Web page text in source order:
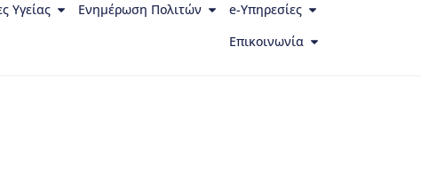
Υγείας Ενημέρωση Πολιτών
e-Υπηρεσίες
Επικοινωνία